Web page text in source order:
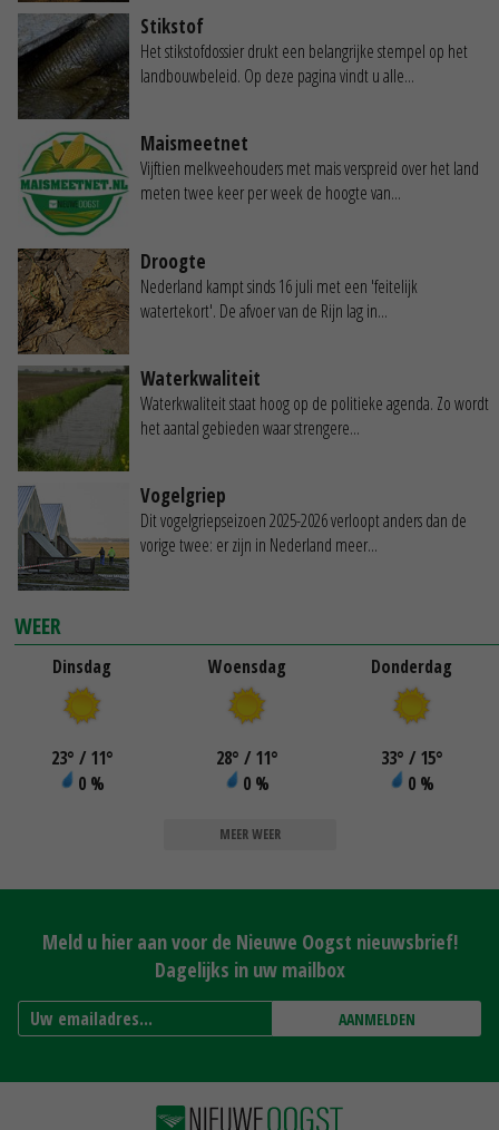
Stikstof
Het stikstofdossier drukt een belangrijke stempel op het
landbouwbeleid. Op deze pagina vindt u alle...
Maismeetnet
Vijftien melkveehouders met mais verspreid over het land
meten twee keer per week de hoogte van...
Droogte
Nederland kampt sinds 16 juli met een 'feitelijk
watertekort'. De afvoer van de Rijn lag in...
Waterkwaliteit
Waterkwaliteit staat hoog op de politieke agenda. Zo wordt
het aantal gebieden waar strengere...
Vogelgriep
Dit vogelgriepseizoen 2025-2026 verloopt anders dan de
vorige twee: er zijn in Nederland meer...
WEER
Dinsdag
23° / 11°
0 %
Woensdag
28° / 11°
0 %
Donderdag
33° / 15°
0 %
MEER WEER
Meld u hier aan voor de Nieuwe Oogst nieuwsbrief!
Dagelijks in uw mailbox
AANMELDEN